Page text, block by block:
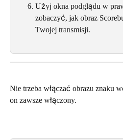
Użyj okna podglądu w
zobaczyć, jak obraz
Twojej transmisji.
Nie trzeba włączać obrazu znaku
on zawsze włączony.